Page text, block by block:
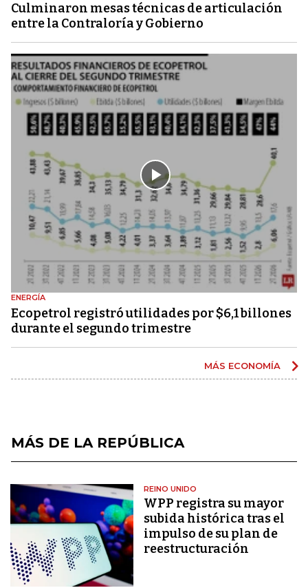
Culminaron mesas técnicas de articulación
entre la Contraloría y Gobierno
ENERGÍA
Ecopetrol registró utilidades por $6,1 billones
durante el segundo trimestre
MÁS ECONOMÍA
MÁS DE LA REPÚBLICA
REINO UNIDO
WPP registra su mayor
subida histórica tras el
impulso de su plan de
reestructuración